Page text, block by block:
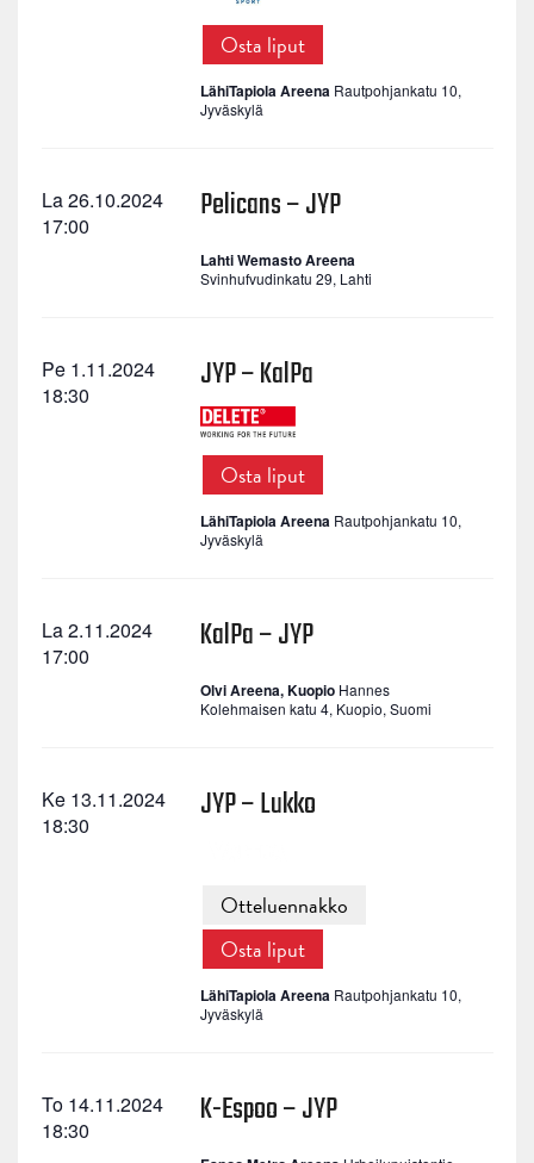
Osta liput
LähiTapiola Areena Rautpohjankatu 10,
Jyväskylä
La 26.10.2024
17:00
Pelicans – JYP
Lahti Wemasto Areena
Svinhufvudinkatu 29, Lahti
Pe 1.11.2024
18:30
JYP – KalPa
Osta liput
LähiTapiola Areena Rautpohjankatu 10,
Jyväskylä
La 2.11.2024
17:00
KalPa – JYP
Olvi Areena, Kuopio Hannes
Kolehmaisen katu 4, Kuopio, Suomi
Ke 13.11.2024
18:30
JYP – Lukko
Otteluennakko
Osta liput
LähiTapiola Areena Rautpohjankatu 10,
Jyväskylä
To 14.11.2024
18:30
K-Espoo – JYP